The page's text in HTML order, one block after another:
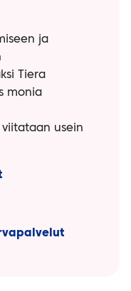
ja
Tiera
monia
usein